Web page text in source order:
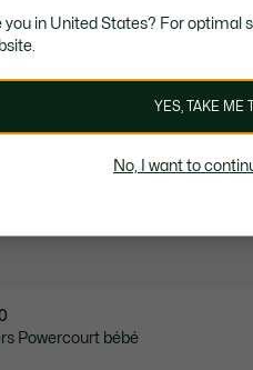
Powercourt bébé
you in United States? For optimal
YES, TAKE ME
No, I want to